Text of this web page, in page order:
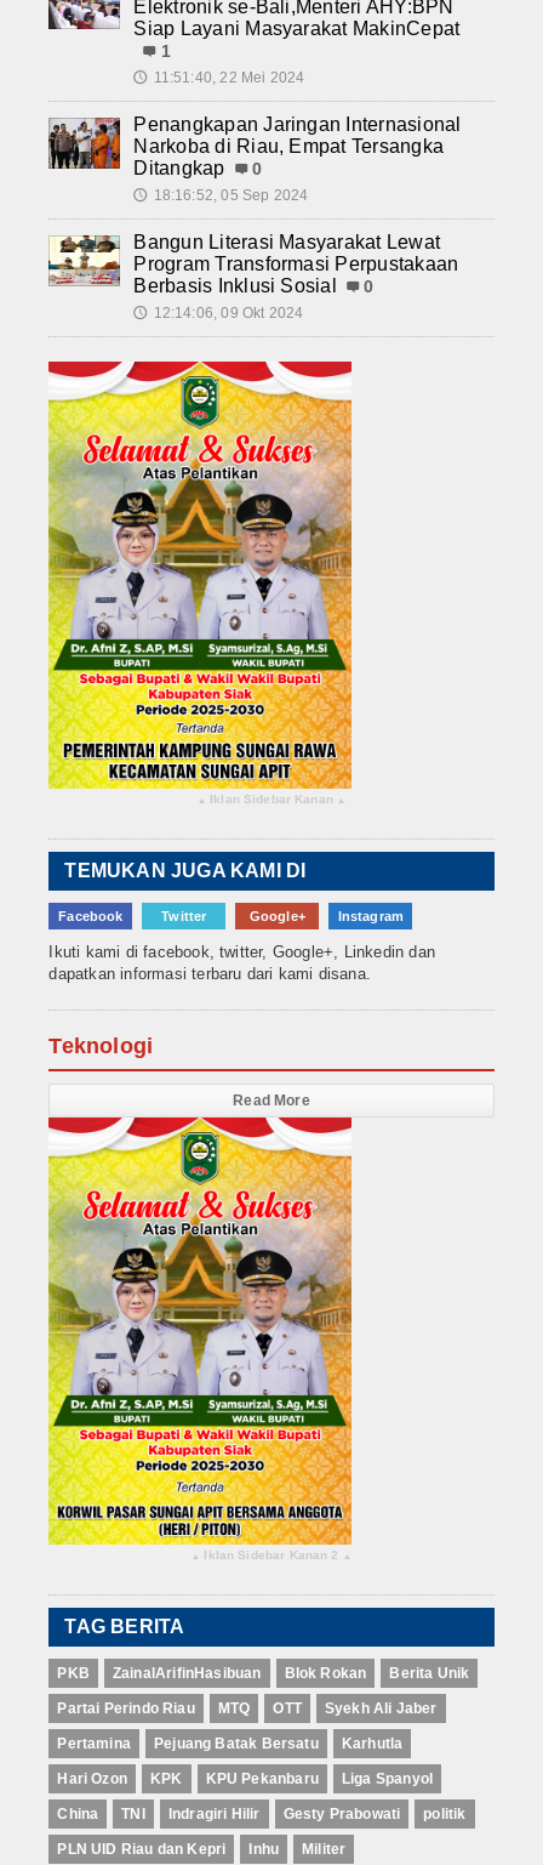
Elektronik se-Bali,Menteri AHY:BPN
Siap Layani Masyarakat MakinCepat
1
🕔 11:51:40, 22 Mei 2024
Penangkapan Jaringan Internasional
Narkoba di Riau, Empat Tersangka
Ditangkap
0
🕔 18:16:52, 05 Sep 2024
Bangun Literasi Masyarakat Lewat
Program Transformasi Perpustakaan
Berbasis Inklusi Sosial
0
🕔 12:14:06, 09 Okt 2024
▴ Iklan Sidebar Kanan ▴
TEMUKAN JUGA KAMI DI
Facebook Twitter Google+ Instagram
Ikuti kami di facebook, twitter, Google+, Linkedin dan
dapatkan informasi terbaru dari kami disana.
Teknologi
Read More
▴ Iklan Sidebar Kanan 2 ▴
TAG BERITA
PKB ZainalArifinHasibuan Blok Rokan Berita Unik
Partai Perindo Riau MTQ OTT Syekh Ali Jaber
Pertamina Pejuang Batak Bersatu Karhutla
Hari Ozon KPK KPU Pekanbaru Liga Spanyol
China TNI Indragiri Hilir Gesty Prabowati politik
PLN UID Riau dan Kepri Inhu Militer